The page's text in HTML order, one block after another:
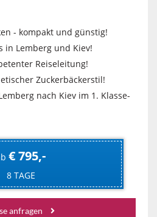
- kompakt und günstig!
in Lemberg und Kiev!
Reiseleitung!
Zuckerbäckerstil!
nach Kiev im 1. Klasse-
€ 795,-
8 TAGE
anfragen